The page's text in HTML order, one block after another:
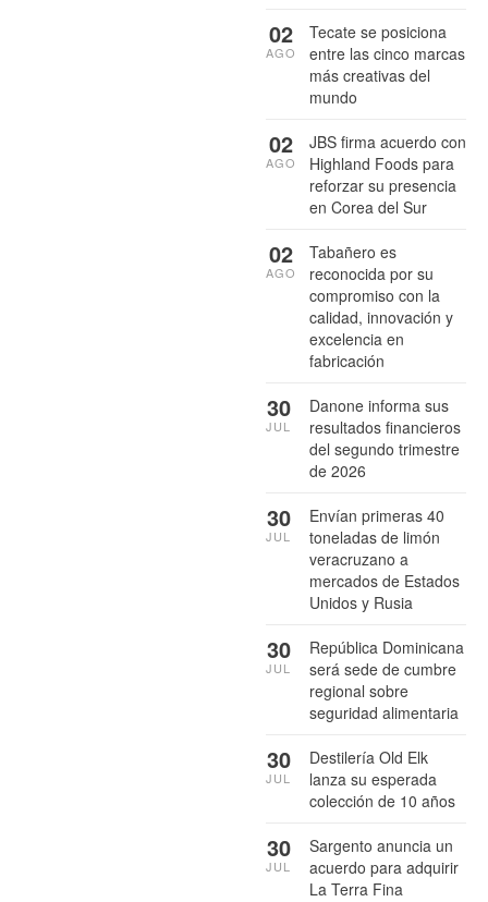
Tecate se posiciona
entre las cinco marcas
más creativas del
mundo
02
AGO
JBS firma acuerdo con
Highland Foods para
reforzar su presencia
en Corea del Sur
02
AGO
Tabañero es
reconocida por su
compromiso con la
calidad, innovación y
excelencia en
fabricación
02
AGO
Danone informa sus
resultados financieros
del segundo trimestre
de 2026
30
JUL
Envían primeras 40
toneladas de limón
veracruzano a
mercados de Estados
Unidos y Rusia
30
JUL
República Dominicana
será sede de cumbre
regional sobre
seguridad alimentaria
30
JUL
Destilería Old Elk
lanza su esperada
colección de 10 años
30
JUL
Sargento anuncia un
acuerdo para adquirir
La Terra Fina
30
JUL